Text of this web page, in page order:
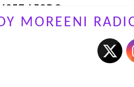
LESBO-
VAATIVAT
MOREENI